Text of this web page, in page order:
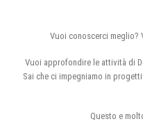
Vuoi conoscerci meglio?
Vuoi approfondire le attività di
Sai che ci impegniamo in
Questo e